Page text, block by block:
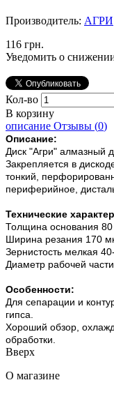
Производитель: АГРИ
116 грн.
Уведомить о
Кол-во
В корзину
описание Отзывы (0)
Описание:
Диск "Агри" алмазный
Закрепляется в
тонкий,
периферийное,
Технические
Толщина основания 80
Ширина резания 170
Зернистость мелкая
Диаметр рабочей
Особенности:
Для сепарации и
гипса.
Хороший обзор,
обработки.
Вверх
О магазине